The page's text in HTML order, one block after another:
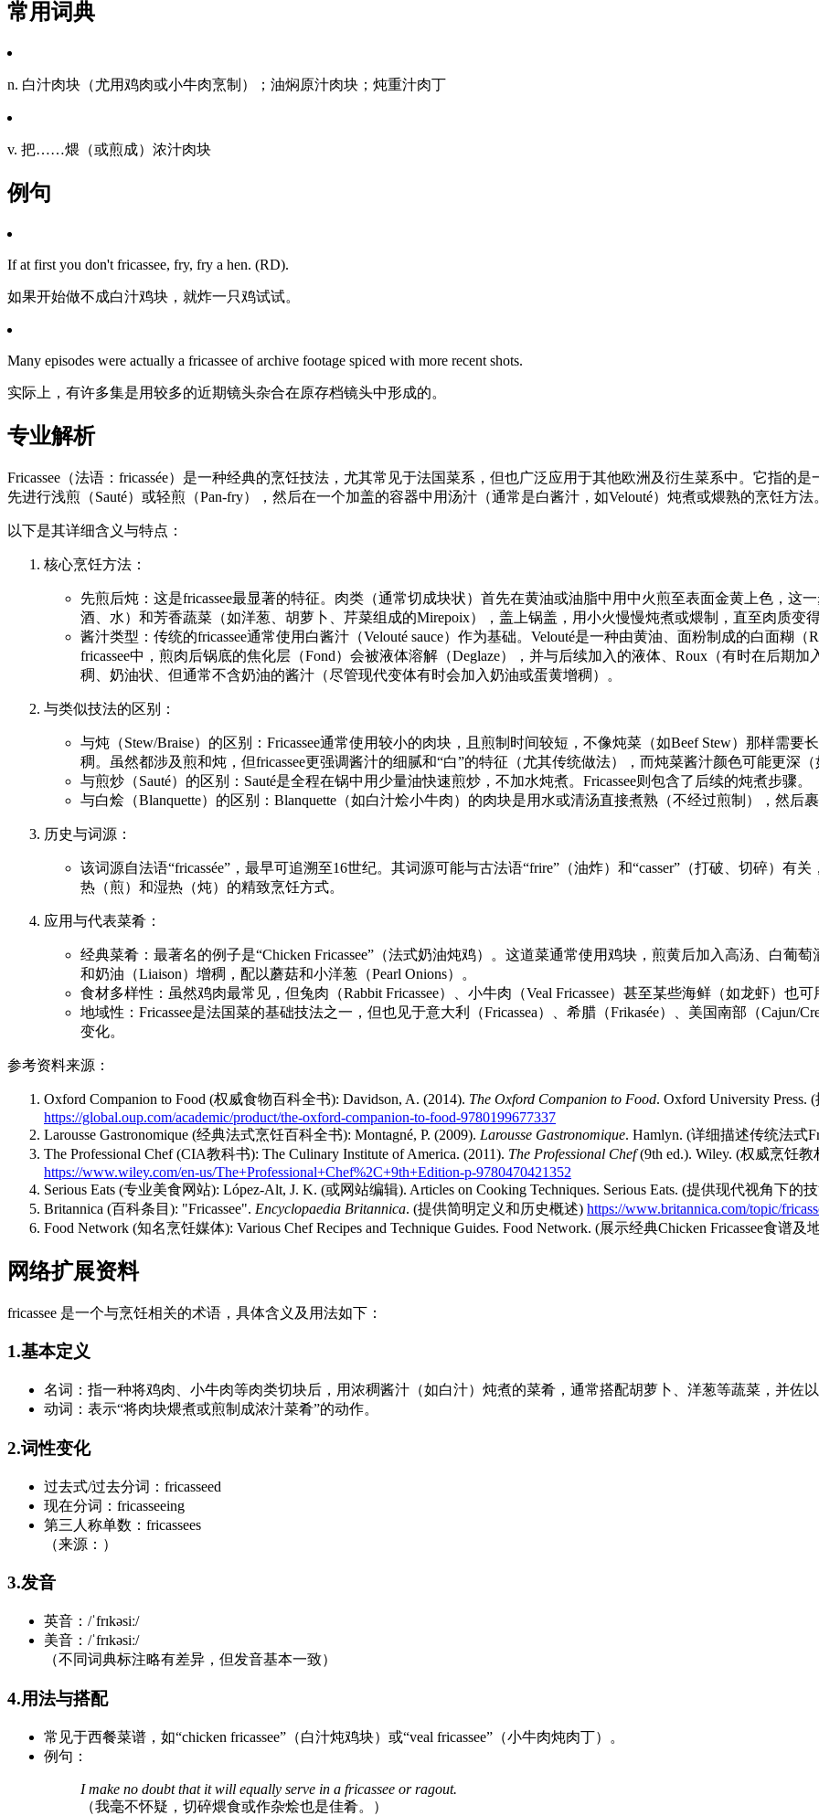
常用词典
n. 白汁肉块（尤用鸡肉或小牛肉烹制）；油焖原汁肉块；炖重汁肉丁
v. 把……煨（或煎成）浓汁肉块
例句
If at first you don't fricassee, fry, fry a hen. (RD).
如果开始做不成白汁鸡块，就炸一只鸡试试。
Many episodes were actually a fricassee of archive footage spiced with more recent shots.
实际上，有许多集是用较多的近期镜头杂合在原存档镜头中形成的。
专业解析
Fricassee（法语：fricassée）是一种经典的烹饪技法，尤其常见于法国菜系，但也广泛应用于其他欧洲及衍生菜系中。它指的
先进行浅煎（Sauté）或轻煎（Pan-fry），然后在一个加盖的容器中用汤汁（通常是白酱汁，如Velouté）炖煮或煨熟的烹饪方法
以下是其详细含义与特点：
核心烹饪方法：
先煎后炖：这是fricassee最显著的特征。肉类（通常切成块状）首先在黄油或油脂中用中火煎至表面金黄上色，这
酒、水）和芳香蔬菜（如洋葱、胡萝卜、芹菜组成的Mirepoix），盖上锅盖，用小火慢慢炖煮或煨制，直至肉质变得
酱汁类型：传统的fricassee通常使用白酱汁（Velouté sauce）作为基础。Velouté是一种由黄油、面粉制成的白面糊
fricassee中，煎肉后锅底的焦化层（Fond）会被液体溶解（Deglaze），并与后续加入的液体、Roux（有时在后期
稠、奶油状、但通常不含奶油的酱汁（尽管现代变体有时会加入奶油或蛋黄增稠）。
与类似技法的区别：
与炖（Stew/Braise）的区别：Fricassee通常使用较小的肉块，且煎制时间较短，不像炖菜（如Beef Stew）那样需
稠。虽然都涉及煎和炖，但fricassee更强调酱汁的细腻和“白”的特征（尤其传统做法），而炖菜酱汁颜色可能更深（
与煎炒（Sauté）的区别：Sauté是全程在锅中用少量油快速煎炒，不加水炖煮。Fricassee则包含了后续的炖煮步骤。
与白烩（Blanquette）的区别：Blanquette（如白汁烩小牛肉）的肉块是用水或清汤直接煮熟（不经过煎制），然后
历史与词源：
该词源自法语“fricassée”，最早可追溯至16世纪。其词源可能与古法语“frire”（油炸）和“casser”（打破、切碎）
热（煎）和湿热（炖）的精致烹饪方式。
应用与代表菜肴：
经典菜肴：最著名的例子是“Chicken Fricassee”（法式奶油炖鸡）。这道菜通常使用鸡块，煎黄后加入高汤、白葡
和奶油（Liaison）增稠，配以蘑菇和小洋葱（Pearl Onions）。
食材多样性：虽然鸡肉最常见，但兔肉（Rabbit Fricassee）、小牛肉（Veal Fricassee）甚至某些海鲜（如龙虾）也可
地域性：Fricassee是法国菜的基础技法之一，但也见于意大利（Fricassea）、希腊（Frikasée）、美国南部（Cajun/
变化。
参考资料来源：
Oxford Companion to Food (权威食物百科全书): Davidson, A. (2014). The Oxford Companion to Food. Oxford University
https://global.oup.com/academic/product/the-oxford-companion-to-food-9780199677337
Larousse Gastronomique (经典法式烹饪百科全书): Montagné, P. (2009). Larousse Gastronomique. Hamlyn. (详细描述传统法式
The Professional Chef (CIA教科书): The Culinary Institute of America. (2011). The Professional Chef(9th ed.). Wiley. (权威烹饪
https://www.wiley.com/en-us/The+Professional+Chef%2C+9th+Edition-p-9780470421352
Serious Eats (专业美食网站): López-Alt, J. K. (或网站编辑). Articles on Cooking Techniques. Serious Eats. (提供现代视角下的
Britannica (百科条目): "Fricassee". Encyclopaedia Britannica. (提供简明定义和历史概述) https://www.britannica.com/topic/
Food Network (知名烹饪媒体): Various Chef Recipes and Technique Guides. Food Network. (展示经典Chicken Fricassee食谱
网络扩展资料
fricassee 是一个与烹饪相关的术语，具体含义及用法如下：
1.基本定义
名词：指一种将鸡肉、小牛肉等肉类切块后，用浓稠酱汁（如白汁）炖煮的菜肴，通常搭配胡萝卜、洋葱等蔬菜，并佐以
动词：表示“将肉块煨煮或煎制成浓汁菜肴”的动作。
2.词性变化
过去式/过去分词：fricasseed
现在分词：fricasseeing
第三人称单数：fricassees
（来源：）
3.发音
英音：/ˈfrɪkəsiː/
美音：/ˈfrɪkəsiː/
（不同词典标注略有差异，但发音基本一致）
4.用法与搭配
常见于西餐菜谱，如“chicken fricassee”（白汁炖鸡块）或“veal fricassee”（小牛肉炖肉丁）。
例句：
I make no doubt that it will equally serve in a fricassee or ragout.
（我毫不怀疑，切碎煨食或作杂烩也是佳肴。）